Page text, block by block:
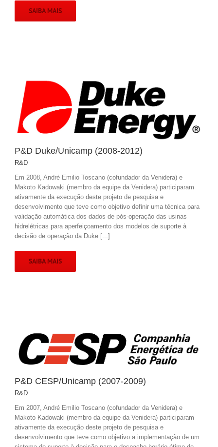
SAIBA MAIS
P&D Duke/Unicamp (2008-2012)
R&D
Em 2008, André Emilio Toscano (cofundador da Venidera) e
Makoto Kadowaki (membro da equipe da Venidera) participaram
ativamente da execução deste projeto de pesquisa e
desenvolvimento que teve como objetivo definir uma técnica para
validação automática dos dados de pós-operação das usinas
hidrelétricas para aperfeiçoamento dos modelos de suporte à
decisão de operação da Duke [...]
SAIBA MAIS
P&D CESP/Unicamp (2007-2009)
R&D
Em 2007, André Emilio Toscano (cofundador da Venidera) e
Makoto Kadowaki (membro da equipe da Venidera) participaram
ativamente da execução deste projeto de pesquisa e
desenvolvimento que teve como objetivo a implementação de um